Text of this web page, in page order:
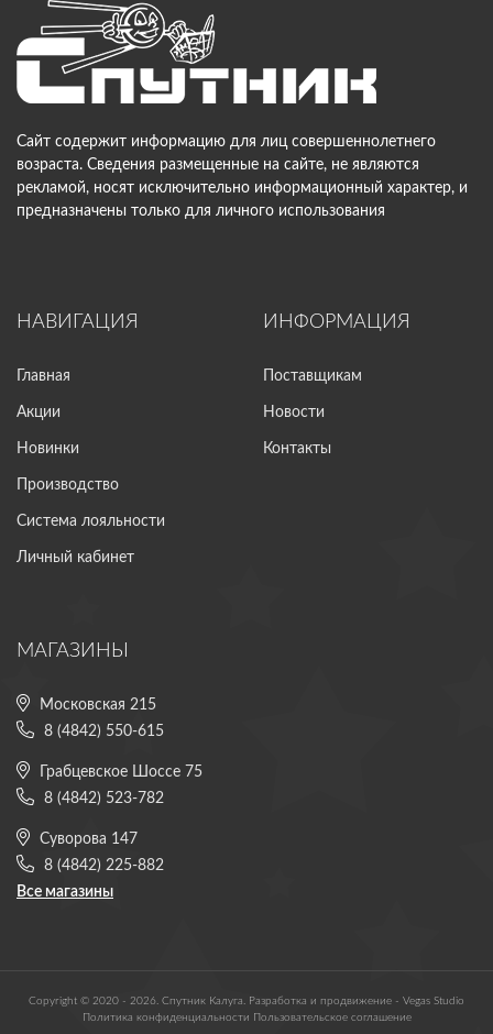
Сайт содержит информацию для лиц совершеннолетнего
возраста. Сведения размещенные на сайте, не являются
рекламой, носят исключительно информационный характер, и
предназначены только для личного использования
НАВИГАЦИЯ
Главная
Акции
Новинки
Производство
Система лояльности
Личный кабинет
ИНФОРМАЦИЯ
Поставщикам
Новости
Контакты
МАГАЗИНЫ
Московская 215
8 (4842) 550-615
Грабцевское Шоссе 75
8 (4842) 523-782
Суворова 147
8 (4842) 225-882
Все магазины
Copyright © 2020 - 2026. Спутник Калуга. Разработка и продвижение - Vegas Studio
Политика конфиденциальности Пользовательское соглашение